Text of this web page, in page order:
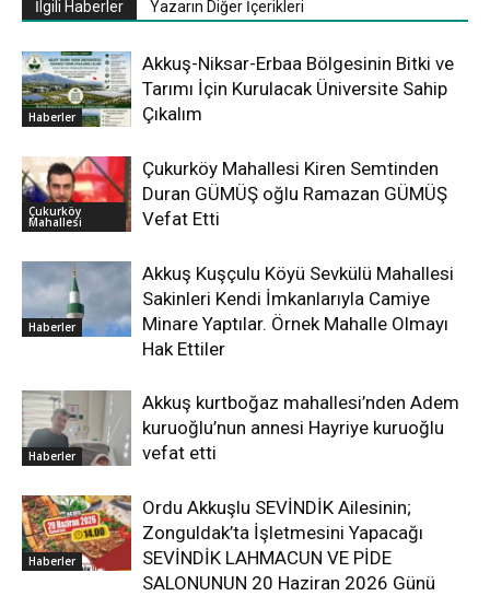
İlgili Haberler Yazarın Diğer İçerikleri
Haberler
Akkuş-Niksar-Erbaa Bölgesinin Bitki ve
Tarımı İçin Kurulacak Üniversite Sahip
Çıkalım
Çukurköy
Mahallesi
Çukurköy Mahallesi Kiren Semtinden
Duran GÜMÜŞ oğlu Ramazan GÜMÜŞ
Vefat Etti
Haberler
Akkuş Kuşçulu Köyü Sevkülü Mahallesi
Sakinleri Kendi İmkanlarıyla Camiye
Minare Yaptılar. Örnek Mahalle Olmayı
Hak Ettiler
Haberler
Akkuş kurtboğaz mahallesi’nden Adem
kuruoğlu’nun annesi Hayriye kuruoğlu
vefat etti
Haberler
Ordu Akkuşlu SEVİNDİK Ailesinin;
Zonguldak’ta İşletmesini Yapacağı
SEVİNDİK LAHMACUN VE PİDE
SALONUNUN 20 Haziran 2026 Günü